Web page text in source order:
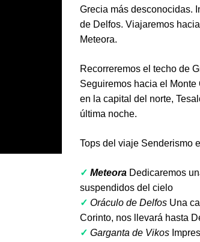
Grecia más desconocidas.
de Delfos. Viajaremos
Meteora.
Recorreremos el techo de
Seguiremos hacia el
en la capital del norte,
última noche.
Tops del viaje Senderismo
✓ Meteora Dedicaremos
suspendidos del cielo
✓ Oráculo de Delfos Una
Corinto, nos llevará hasta
✓ Garganta de Vikos